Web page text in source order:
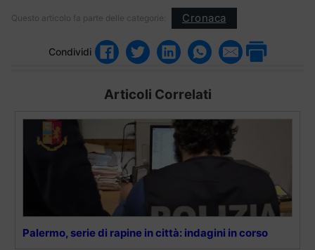
Questo articolo fa parte delle categorie: Cronaca
Condividi
Articoli Correlati
Palermo, serie di rapine in città: indagini in corso